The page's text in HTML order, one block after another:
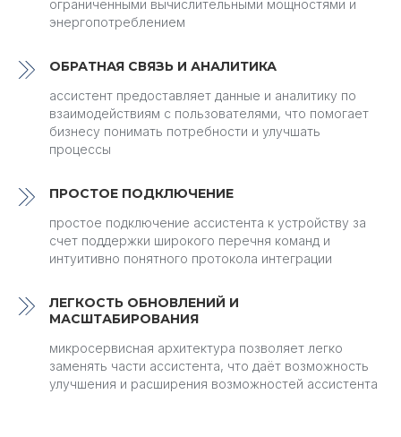
ограниченными вычислительными мощностями и
энергопотреблением
ОБРАТНАЯ СВЯЗЬ И АНАЛИТИКА
ассистент предоставляет данные и аналитику по
взаимодействиям с пользователями, что помогает
бизнесу понимать потребности и улучшать
процессы
ПРОСТОЕ ПОДКЛЮЧЕНИЕ
простое подключение ассистента к устройству за
счет поддержки широкого перечня команд и
интуитивно понятного протокола интеграции
ЛЕГКОСТЬ ОБНОВЛЕНИЙ И
МАСШТАБИРОВАНИЯ
микросервисная архитектура позволяет легко
заменять части ассистента, что даёт возможность
улучшения и расширения возможностей ассистента